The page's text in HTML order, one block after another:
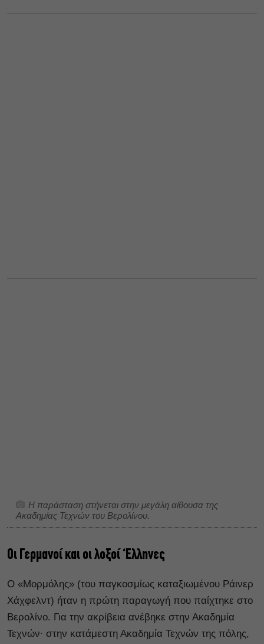
Η παράσταση στήνεται στην μεγάλη αίθουσα της
Ακαδημίας Τεχνών του Βερολίνου.
Οι Γερμανοί και οι λοξοί ‘Ελληνες
Ο «Μορμόλης» (του παγκοσμίως καταξιωμένου Ράινερ
Χάχφελντ) ήταν η πρώτη παραγωγή που παίχτηκε στο
Βερολίνο. Για την ακρίβεια ανέβηκε στην Ακαδημία
Τεχνών∙ στην κατάμεστη Ακαδημία Τεχνών της πόλης,